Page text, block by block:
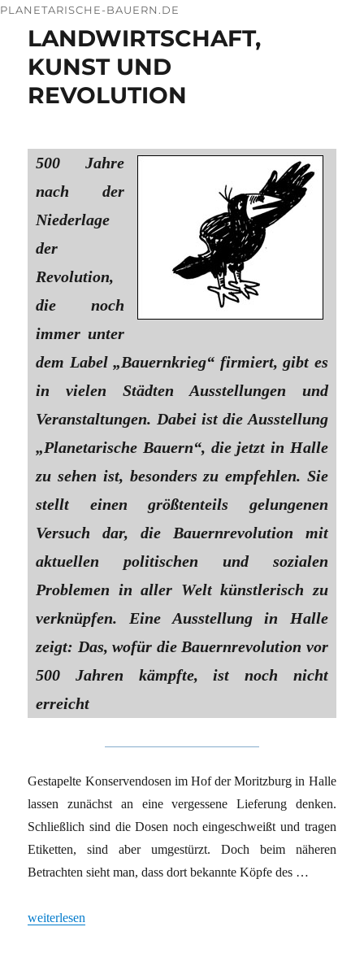
PLANETARISCHE-BAUERN.DE
LANDWIRTSCHAFT,
KUNST UND
REVOLUTION
500 Jahre
nach der
Niederlage
der
Revolution,
die noch
immer unter
dem Label „Bauernkrieg“ firmiert, gibt es
in vielen Städten Ausstellungen und
Veranstaltungen. Dabei ist die Ausstellung
„Planetarische Bauern“, die jetzt in Halle
zu sehen ist, besonders zu empfehlen. Sie
stellt einen größtenteils gelungenen
Versuch dar, die Bauernrevolution mit
aktuellen politischen und sozialen
Problemen in aller Welt künstlerisch zu
verknüpfen. Eine Ausstellung in Halle
zeigt: Das, wofür die Bauernrevolution vor
500 Jahren kämpfte, ist noch nicht
erreicht
Gestapelte Konservendosen im Hof der Moritzburg in Halle
lassen zunächst an eine vergessene Lieferung denken.
Schließlich sind die Dosen noch eingeschweißt und tragen
Etiketten, sind aber umgestürzt. Doch beim näheren
Betrachten sieht man, dass dort bekannte Köpfe des …
„LANDWIRTSCHAFT, KUNST UND REVOLUTION“
weiterlesen